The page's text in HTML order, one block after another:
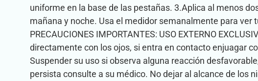
uniforme en la base de las pestañas. 3.Aplica al menos
mañana y noche. Usa el medidor semanalmente para ver
PRECAUCIONES IMPORTANTES: USO EXTERNO
directamente con los ojos, si entra en contacto enjuagar
Suspender su uso si observa alguna reacción
persista consulte a su médico. No dejar al alcance de los